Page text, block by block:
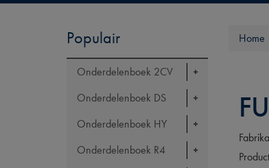
Populair
Onderdelenboek 2CV
Onderdelenboek DS
Onderdelenboek HY
Onderdelenboek R4
Home